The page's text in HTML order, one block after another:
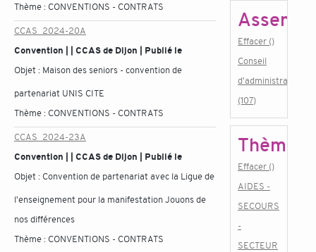
Thème : CONVENTIONS - CONTRATS
CCAS_2024-20A
Convention | | CCAS de Dijon | Publié le
Objet : Maison des seniors - convention de
partenariat UNIS CITE
Thème : CONVENTIONS - CONTRATS
CCAS_2024-23A
Convention | | CCAS de Dijon | Publié le
Objet : Convention de partenariat avec la Ligue de
l'enseignement pour la manifestation Jouons de
nos différences
Thème : CONVENTIONS - CONTRATS
Effacer ()
Conseil
d'administration
(107)
Thème
Effacer ()
AIDES -
SECOURS
-
SECTEUR